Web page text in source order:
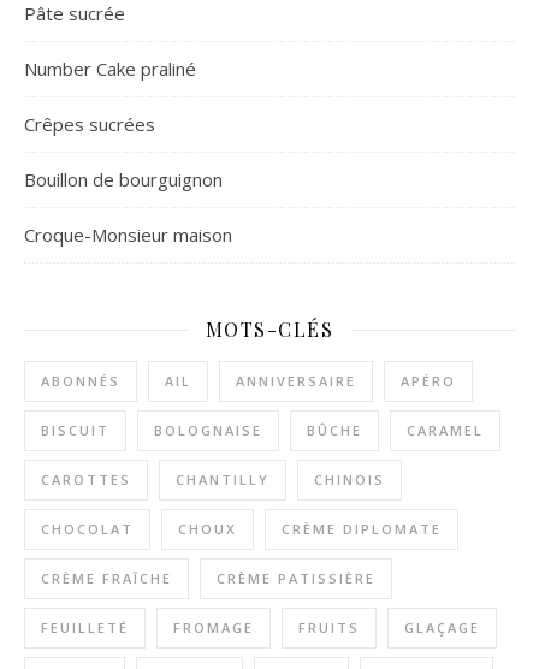
Pâte sucrée
Number Cake praliné
Crêpes sucrées
Bouillon de bourguignon
Croque-Monsieur maison
MOTS-CLÉS
ABONNÉS AIL ANNIVERSAIRE APÉRO
BISCUIT BOLOGNAISE BÛCHE CARAMEL
CAROTTES CHANTILLY CHINOIS
CHOCOLAT CHOUX CRÈME DIPLOMATE
CRÈME FRAÎCHE CRÈME PATISSIÈRE
FEUILLETÉ FROMAGE FRUITS GLAÇAGE